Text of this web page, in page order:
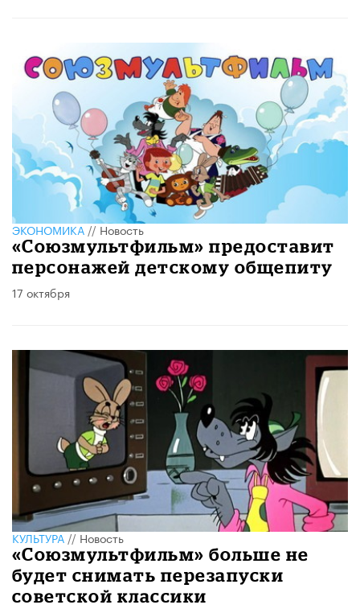
ЭКОНОМИКА//Новость
«Союзмультфильм» предоставит
персонажей детскому общепиту
17 октября
КУЛЬТУРА//Новость
«Союзмультфильм» больше не
будет снимать перезапуски
советской классики